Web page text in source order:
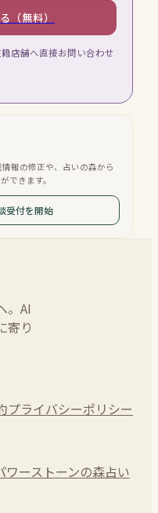
（無料）
店舗へ直接お問い合わせ
報の修正や、占いの森から
できます。
受付を開始
。AI
寄り
プライバシーポリシー
ワーストーンの森占い